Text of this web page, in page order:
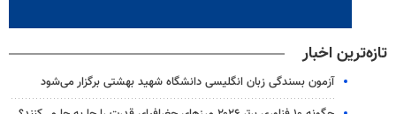
تازه‌ترین اخبار
آزمون بسندگی زبان انگلیسی دانشگاه شهید بهشتی برگزار می‌شود